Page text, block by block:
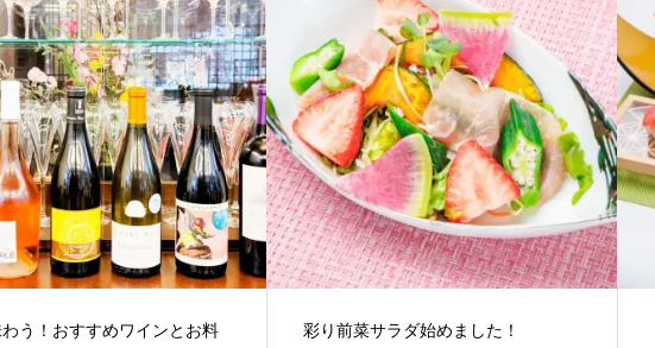
う！おすすめワインとお料 彩り前菜サラダ始めました！